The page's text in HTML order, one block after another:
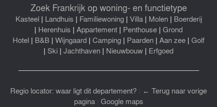
Zoek Frankrijk op woning- en functietype
Kasteel| Landhuis | Familiewoning| Villa| Molen| Boerderij
| Herenhuis | Appartement | Penthouse | Grond
Hotel | B&B | Wijngaard | Camping | Paarden | Aan zee | Golf
| Ski | Jachthaven | Nieuwbouw | Erfgoed
Regio locator: waar ligt dit departement?
← Terug naar vorige
pagina| Google maps